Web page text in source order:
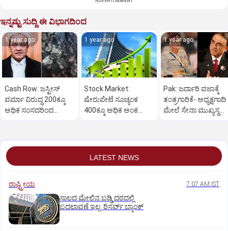
ಇನ್ನಷ್ಟು ಸುದ್ದಿ ಈ ವಿಭಾಗದಿಂದ
1 year ago
Cash Row: ಜಸ್ಟೀಸ್‌
ವರ್ಮಾ ವಿರುದ್ಧ 200ಕ್ಕೂ
ಅಧಿಕ ಸಂಸದರಿಂದ
1 year ago
Stock Market:
ಷೇರುಪೇಟೆ ಸೂಚ್ಯಂಕ
400ಕ್ಕೂ ಅಧಿಕ ಅಂಕ
1 year ago
Pak: ಜರ್ದಾರಿ ವಜಾಕ್ಕೆ
ತಂತ್ರಗಾರಿಕೆ- ಅಧ್ಯಕ್ಷಗಾದಿ
ಮೇಲೆ ಸೇನಾ ಮುಖ್ಯಸ್ಥ
LATEST NEWS
ರಾಷ್ಟ್ರೀಯ 7:07 AM IST
ಸಾಲದ ಮೇಲಿನ ಬಡ್ಡಿ ದರದಲ್ಲಿ
ಬದಲಾವಣೆ ಇಲ್ಲ: ರಿಸರ್ವ್‌ ಬ್ಯಾಂಕ್‌